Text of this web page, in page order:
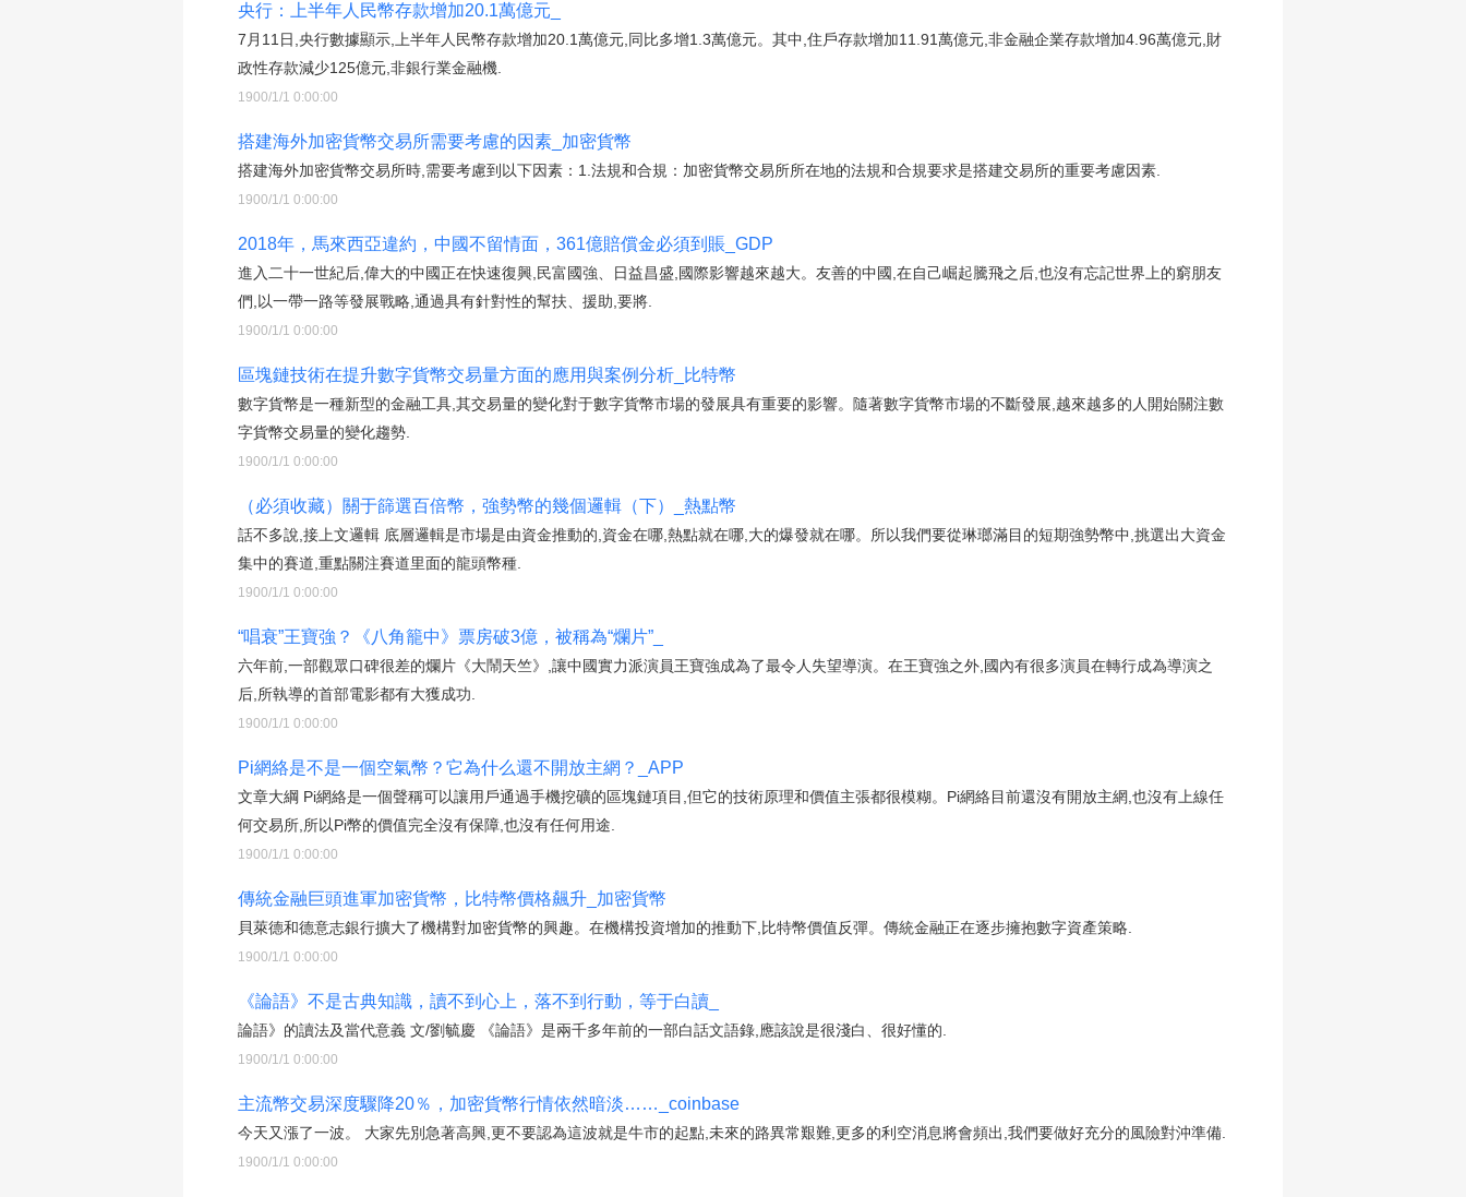
央行：上半年人民幣存款增加20.1萬億元_
7月11日,央行數據顯示,上半年人民幣存款增加20.1萬億元,同比多增1.3萬億元。其中,住戶存款增加11.91萬億元,非金融企業存款增加4.96萬億元,財
政性存款減少125億元,非銀行業金融機.
1900/1/1 0:00:00
搭建海外加密貨幣交易所需要考慮的因素_加密貨幣
搭建海外加密貨幣交易所時,需要考慮到以下因素：1.法規和合規：加密貨幣交易所所在地的法規和合規要求是搭建交易所的重要考慮因素.
1900/1/1 0:00:00
2018年，馬來西亞違約，中國不留情面，361億賠償金必須到賬_GDP
進入二十一世紀后,偉大的中國正在快速復興,民富國強、日益昌盛,國際影響越來越大。友善的中國,在自己崛起騰飛之后,也沒有忘記世界上的窮朋友
們,以一帶一路等發展戰略,通過具有針對性的幫扶、援助,要將.
1900/1/1 0:00:00
區塊鏈技術在提升數字貨幣交易量方面的應用與案例分析_比特幣
數字貨幣是一種新型的金融工具,其交易量的變化對于數字貨幣市場的發展具有重要的影響。隨著數字貨幣市場的不斷發展,越來越多的人開始關注數
字貨幣交易量的變化趨勢.
1900/1/1 0:00:00
（必須收藏）關于篩選百倍幣，強勢幣的幾個邏輯（下）_熱點幣
話不多說,接上文邏輯 底層邏輯是市場是由資金推動的,資金在哪,熱點就在哪,大的爆發就在哪。所以我們要從琳瑯滿目的短期強勢幣中,挑選出大資金
集中的賽道,重點關注賽道里面的龍頭幣種.
1900/1/1 0:00:00
“唱衰”王寶強？《八角籠中》票房破3億，被稱為“爛片”_
六年前,一部觀眾口碑很差的爛片《大鬧天竺》,讓中國實力派演員王寶強成為了最令人失望導演。在王寶強之外,國內有很多演員在轉行成為導演之
后,所執導的首部電影都有大獲成功.
1900/1/1 0:00:00
Pi網絡是不是一個空氣幣？它為什么還不開放主網？_APP
文章大綱 Pi網絡是一個聲稱可以讓用戶通過手機挖礦的區塊鏈項目,但它的技術原理和價值主張都很模糊。Pi網絡目前還沒有開放主網,也沒有上線任
何交易所,所以Pi幣的價值完全沒有保障,也沒有任何用途.
1900/1/1 0:00:00
傳統金融巨頭進軍加密貨幣，比特幣價格飆升_加密貨幣
貝萊德和德意志銀行擴大了機構對加密貨幣的興趣。在機構投資增加的推動下,比特幣價值反彈。傳統金融正在逐步擁抱數字資產策略.
1900/1/1 0:00:00
《論語》不是古典知識，讀不到心上，落不到行動，等于白讀_
論語》的讀法及當代意義 文/劉毓慶 《論語》是兩千多年前的一部白話文語錄,應該說是很淺白、很好懂的.
1900/1/1 0:00:00
主流幣交易深度驟降20％，加密貨幣行情依然暗淡……_coinbase
今天又漲了一波。 大家先別急著高興,更不要認為這波就是牛市的起點,未來的路異常艱難,更多的利空消息將會頻出,我們要做好充分的風險對沖準備.
1900/1/1 0:00:00